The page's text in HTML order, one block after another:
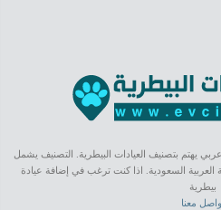
يهتم بتصنيف العيادات البيطرية. التصنيف يشمل
العربية السعودية. اذا كنت ترغب في إضافة عيادة
بيطرية
معنا